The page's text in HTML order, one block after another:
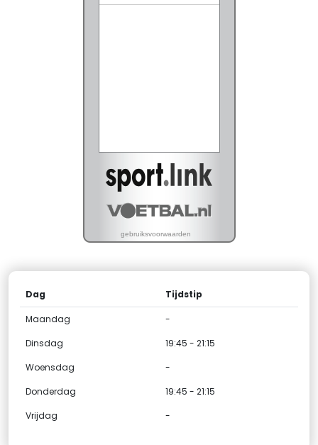
Dag Tijdstip
Maandag
-
Dinsdag
19:45 - 21:15
Woensdag
-
Donderdag
19:45 - 21:15
Vrijdag
-